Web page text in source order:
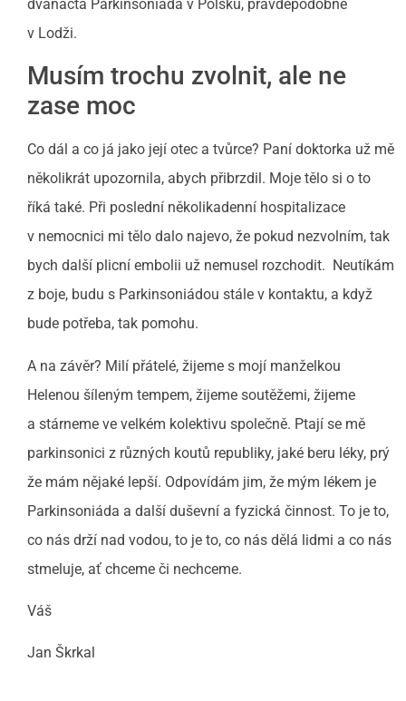
dvanáctá Parkinsoniáda v Polsku, pravděpodobně
v Lodži.
Musím trochu zvolnit, ale ne
zase moc
Co dál a co já jako její otec a tvůrce? Paní doktorka už mě
několikrát upozornila, abych přibrzdil. Moje tělo si o to
říká také. Při poslední několikadenní hospitalizace
v nemocnici mi tělo dalo najevo, že pokud nezvolním, tak
bych další plicní embolii už nemusel rozchodit. Neutíkám
z boje, budu s Parkinsoniádou stále v kontaktu, a když
bude potřeba, tak pomohu.
A na závěr? Milí přátelé, žijeme s mojí manželkou
Helenou šíleným tempem, žijeme soutěžemi, žijeme
a stárneme ve velkém kolektivu společně. Ptají se mě
parkinsonici z různých koutů republiky, jaké beru léky, prý
že mám nějaké lepší. Odpovídám jim, že mým lékem je
Parkinsoniáda a další duševní a fyzická činnost. To je to,
co nás drží nad vodou, to je to, co nás dělá lidmi a co nás
stmeluje, ať chceme či nechceme.
Váš
Jan Škrkal